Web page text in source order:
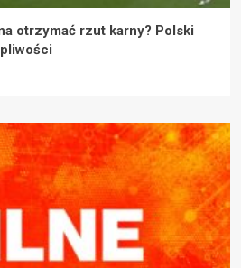
otrzymać rzut karny? Polski